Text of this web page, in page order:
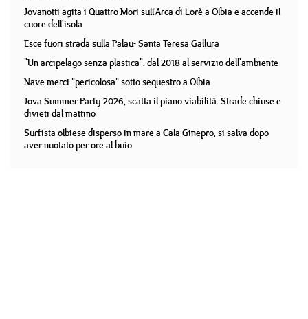
Jovanotti agita i Quattro Mori sull'Arca di Lorè a Olbia e accende il
cuore dell'isola
Esce fuori strada sulla Palau- Santa Teresa Gallura
"Un arcipelago senza plastica": dal 2018 al servizio dell'ambiente
Nave merci "pericolosa" sotto sequestro a Olbia
Jova Summer Party 2026, scatta il piano viabilità. Strade chiuse e
divieti dal mattino
Surfista olbiese disperso in mare a Cala Ginepro, si salva dopo
aver nuotato per ore al buio